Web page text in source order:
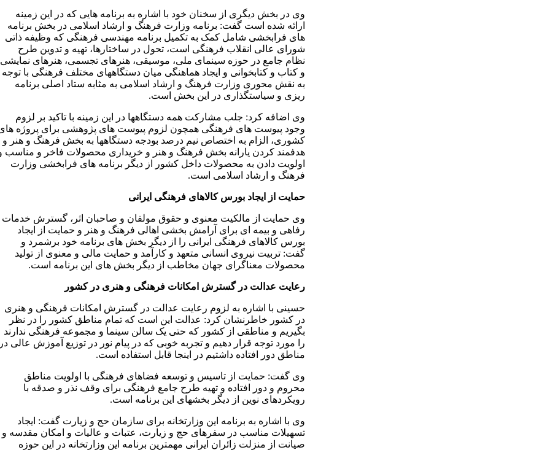
وی در بخش دیگری از سخنان خود با اشاره به برنامه هایی که در این زمینه
ارائه شده است گفت: برنامه وزارت فرهنگ و ارشاد اسلامی در بخش برنامه
های فرابخشی شامل کمک به تکمیل برنامه مهندسی فرهنگی که وظیفه ذاتی
شورای عالی انقلاب فرهنگی است، تحول در ساختارها، تهیه و تدوین طرح
نظام جامع در حوزه سینمای ملی، موسیقی، هنرهای تجسمی، هنرهای نمایشی
و کتاب و کتابخوانی و ایجاد هماهنگی میان دستگاههای مختلف فرهنگی با توجه
به نقش محوری وزارت فرهنگ و ارشاد اسلامی به مثابه ستاد اصلی برنامه
ریزی و سیاستگذاری در این بخش است.
وی اضافه کرد: جلب مشارکت همه دستگاهها در این زمینه با تاکید بر لزوم
وجود پیوست های فرهنگی همچون لزوم پیوست های پژوهشی برای پروژه
کشوری، الزام به اختصاص نیم درصد بودجه دستگاهها به بخش فرهنگ و هنر و
هدفمند کردن یارانه بخش فرهنگ و هنر و خریداری محصولات فاخر و مناسب
اولویت دادن به محصولات داخل کشور از دیگر برنامه های فرابخشی وزارت
فرهنگ و ارشاد اسلامی است.
حمایت از ایجاد بورس کالاهای فرهنگی ایرانی
وی حمایت از مالکیت معنوی و حقوق مولفان و صاحبان اثر، گسترش خدمات
رفاهی و بیمه ای برای آرامش بخشی اهالی فرهنگ و هنر و حمایت از ایجاد
بورس کالاهای فرهنگی ایرانی را از دیگر بخش های برنامه خود برشمرد و
گفت: تربیت نیروی انسانی متعهد و کارآمد و حمایت مالی و معنوی از تولید
محصولات معناگرای جهان مخاطب از دیگر بخش های این برنامه است.
رعایت عدالت در گسترش امکانات فرهنگی و هنری در کشور
حسینی با اشاره به لزوم رعایت عدالت در گسترش امکانات فرهنگی و هنری
در کشور خاطرنشان کرد: عدالت این است که تمام مناطق کشور را در نظر
بگیریم و مناطقی از کشور که حتی یک سالن سینما و مجموعه فرهنگی ندارند
را مورد توجه قرار دهیم و تجربه خوبی که در پیام نور در توزیع آموزش عالی در
مناطق دور افتاده داشتیم در اینجا قابل استفاده است.
وی گفت: حمایت از تاسیس و توسعه فضاهای فرهنگی با اولویت مناطق
محروم و دور افتاده و تهیه طرح جامع فرهنگی برای وقف نذر و صدقه با
رویکردهای نوین از دیگر بخشهای این برنامه است.
وی با اشاره به برنامه این وزارتخانه برای سازمان حج و زیارت گفت: ایجاد
تسهیلات مناسب در سفرهای حج و زیارت، عتبات و عالیات و امکان مقدسه و
صیانت از منزلت زائران ایرانی مهمترین برنامه این وزارتخانه در این حوزه